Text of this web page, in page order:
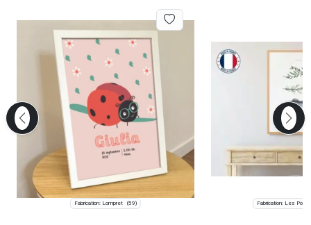
Fabrication: Lompret (59) Fabrication: Les